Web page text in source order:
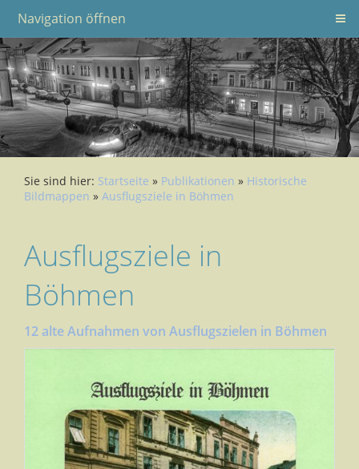
Navigation öffnen
Sie sind hier: Startseite » Publikationen » Historische
Bildmappen » Ausflugsziele in Böhmen
Ausflugsziele in
Böhmen
12 alte Aufnahmen von Ausflugszielen in Böhmen